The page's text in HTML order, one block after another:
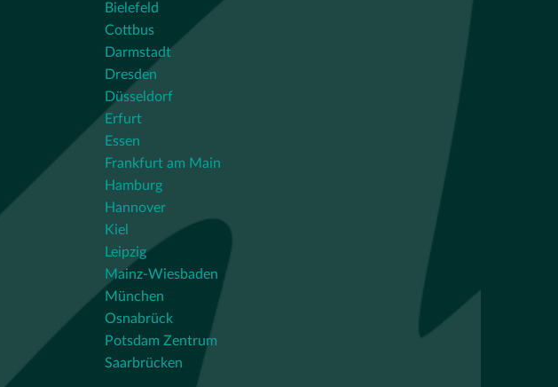
Bielefeld
Cottbus
Darmstadt
Dresden
Düsseldorf
Erfurt
Essen
Frankfurt am Main
Hamburg
Hannover
Kiel
Leipzig
Mainz-Wiesbaden
München
Osnabrück
Potsdam Zentrum
Saarbrücken